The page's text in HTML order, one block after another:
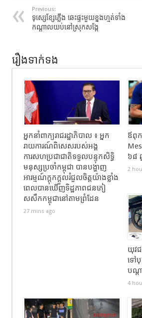
Previous:
ទុស្សេខ្សែភ្លើង ឆេះផ្ទះមួយខ្នងហ្មត់ទាំង
កណ្ដាលយប់នៅស្រុកសង្កែ
រឿងទាក់ទង
អ្នកនាំពាក្យរាជរដ្ឋាភិបាល ៖ អ្នក
រាយការណ៍ពិសេសរបស់អង្គ
ការសហប្រជាជាតិទទួលបន្ទុកសិទ្ធិ
មនុស្សប្រចាំកម្ពុជា បានបង្ហាញ
អារម្មណ៍ក្តុកក្តួលរំជួលចិត្តយ៉ាងខ្លាំង
ពេលបានឃើញទិដ្ឋភាពជនភៀ
សសឹកកម្ពុជានៅតាមព្រំដែន
27 mins ago
ឪពុ
៦៨ ឆ្
2
យុវ
ទៅ
បណ្ត
4